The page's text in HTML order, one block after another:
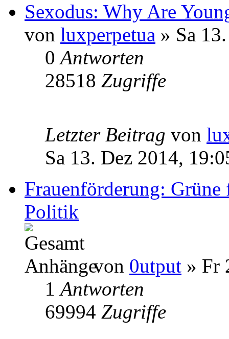
Sexodus: Why Are
von luxperpetua » Sa
0Antworten
28518 Zugriffe
Letzter Beitrag von
Sa 13. Dez 2014,
Frauenförderung:
Politik
von 0utput » Fr
1Antworten
69994 Zugriffe